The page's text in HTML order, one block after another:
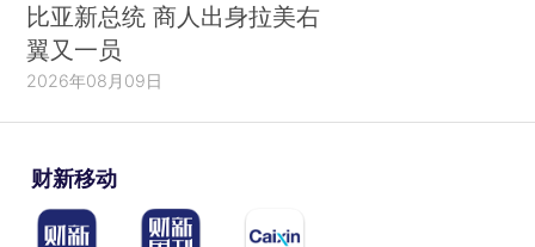
比亚新总统 商人出身拉美右
翼又一员
2026年08月09日
财新移动